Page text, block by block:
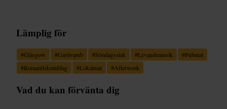
Lämplig för
#Glasgow #Gastropub #Söndagsstek #Levandemusik #Pubmat
#Romantiskmiddag #Lokalmat #Afterwork
Vad du kan förvänta dig